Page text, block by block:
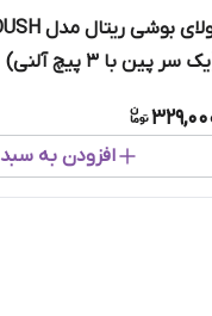
سر پین با ۳ پیچ آلنی)
افزودن به سبد